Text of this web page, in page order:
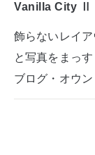
Vanilla City Ⅱ
飾らないレイ
と写真をまっ
ブログ・オウ